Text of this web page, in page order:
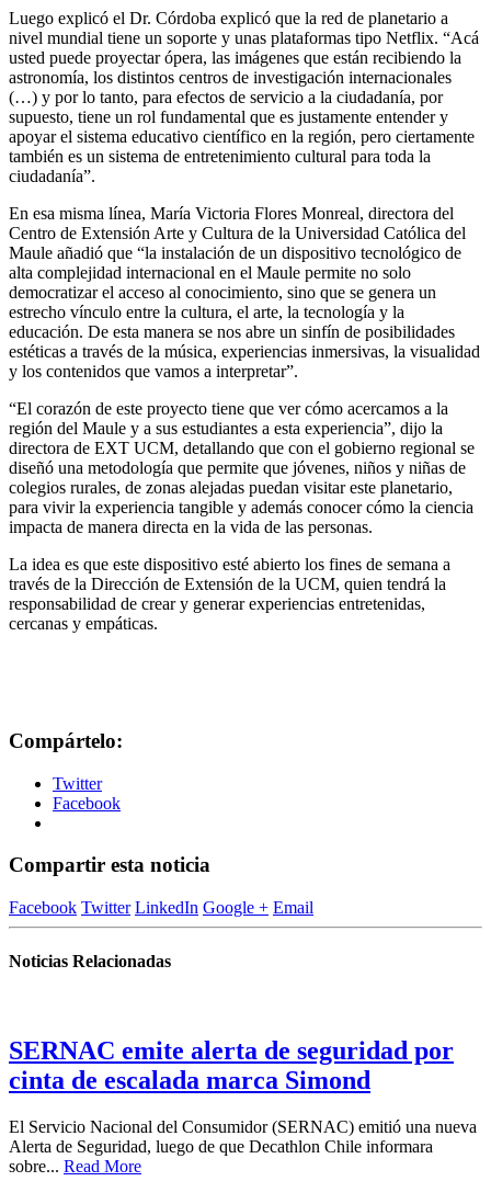
Luego explicó el Dr. Córdoba explicó que la red de planetario a
nivel mundial tiene un soporte y unas plataformas tipo Netflix. “Acá
usted puede proyectar ópera, las imágenes que están recibiendo la
astronomía, los distintos centros de investigación internacionales
(…) y por lo tanto, para efectos de servicio a la ciudadanía, por
supuesto, tiene un rol fundamental que es justamente entender y
apoyar el sistema educativo científico en la región, pero ciertamente
también es un sistema de entretenimiento cultural para toda la
ciudadanía”.
En esa misma línea, María Victoria Flores Monreal, directora del
Centro de Extensión Arte y Cultura de la Universidad Católica del
Maule añadió que “la instalación de un dispositivo tecnológico de
alta complejidad internacional en el Maule permite no solo
democratizar el acceso al conocimiento, sino que se genera un
estrecho vínculo entre la cultura, el arte, la tecnología y la
educación. De esta manera se nos abre un sinfín de posibilidades
estéticas a través de la música, experiencias inmersivas, la visualidad
y los contenidos que vamos a interpretar”.
“El corazón de este proyecto tiene que ver cómo acercamos a la
región del Maule y a sus estudiantes a esta experiencia”, dijo la
directora de EXT UCM, detallando que con el gobierno regional se
diseñó una metodología que permite que jóvenes, niños y niñas de
colegios rurales, de zonas alejadas puedan visitar este planetario,
para vivir la experiencia tangible y además conocer cómo la ciencia
impacta de manera directa en la vida de las personas.
La idea es que este dispositivo esté abierto los fines de semana a
través de la Dirección de Extensión de la UCM, quien tendrá la
responsabilidad de crear y generar experiencias entretenidas,
cercanas y empáticas.
Compártelo:
Twitter
Facebook
Compartir esta noticia
Facebook Twitter LinkedIn Google + Email
Noticias Relacionadas
SERNAC emite alerta de seguridad por
cinta de escalada marca Simond
El Servicio Nacional del Consumidor (SERNAC) emitió una nueva
Alerta de Seguridad, luego de que Decathlon Chile informara
sobre... Read More